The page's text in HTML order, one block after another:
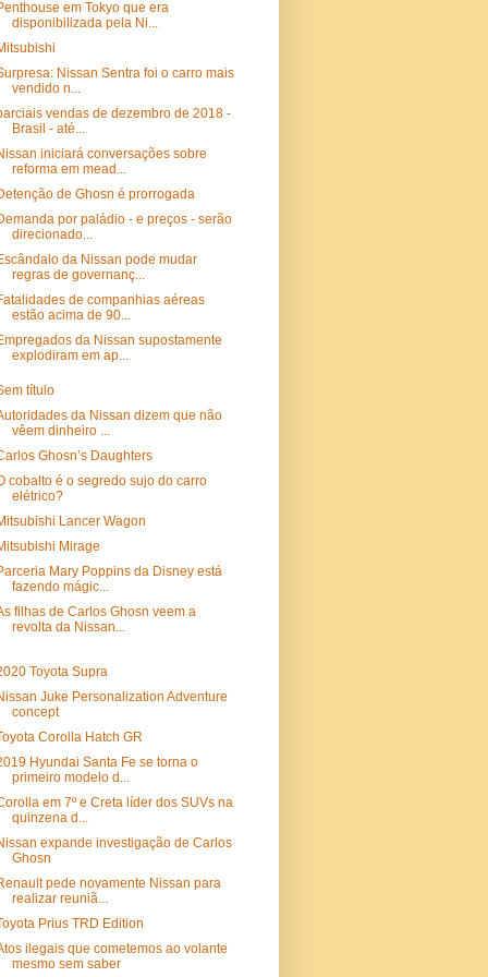
em Tokyo que era
disponibilizada pela Ni...
Nissan Sentra foi o carro mais
vendido n...
vendas de dezembro de 2018 -
Brasil - até...
iniciará conversações sobre
reforma em mead...
de Ghosn é prorrogada
por paládio - e preços - serão
direcionado...
da Nissan pode mudar
regras de governanç...
de companhias aéreas
estão acima de 90...
da Nissan supostamente
explodiram em ap...
título
da Nissan dizem que não
vêem dinheiro ...
Ghosn’s Daughters
cobalto é o segredo sujo do carro
elétrico?
Lancer Wagon
Mirage
Mary Poppins da Disney está
fazendo mágic...
filhas de Carlos Ghosn veem a
revolta da Nissan...
Toyota Supra
Juke Personalization Adventure
concept
Corolla Hatch GR
Hyundai Santa Fe se torna o
primeiro modelo d...
em 7º e Creta líder dos SUVs na
quinzena d...
expande investigação de Carlos
Ghosn
pede novamente Nissan para
realizar reuniã...
Prius TRD Edition
ilegais que cometemos ao volante
mesmo sem saber